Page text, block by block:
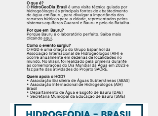
O que é?
O HidroGeoDia|Brasil é uma visita técnica guiada por
hidrogeólogos às principais fontes de abastecimento
de água em Bauru, para divulgar a importância dos
recursos hídricos para a cidade, representados pelos
sistemas aquíferos Guarani e Bauru e pelo rio Batalha.
Por que em Bauru?
Porque Bauru é o laboratório perfeito. Saiba mais
clicando aqui.
Como o evento surgiu?
O HGD é uma criação do Grupo Espanhol da
Associação Internacional de Hidrogeólogos (AIH) e
ocorre anualmente em dezenas de localidades no
mundo. No Brasil, foi realizado pela primeira durante
as comemorações do Dia Mundial da Água em 2023 e
faz parte das atividades do Projeto SACRE.
Quem apoia o HGD?
• Associação Brasileira de Águas Subterrâneas (ABAS)
• Associação Internacional de Hidrogeólogos (AIH)
Brasil
• Departamento de Água e Esgoto de Bauru (DAE)
• Secretaria Municipal da Educação de Bauru (SME)